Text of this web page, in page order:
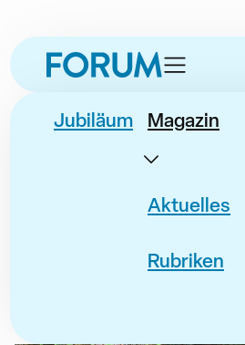
Navigation
springen
Inhalt
springen
Fusszeile
springen
Jubiläum Magazin
Aktuelles
Rubriken